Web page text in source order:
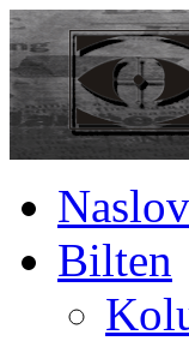
Bilten